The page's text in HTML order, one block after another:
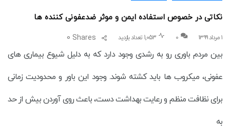
نکاتی در خصوص استفاده ایمن و موثر ضدعفونی کننده ها
۱ مرداد ۱۳۹۹ 0 1,053 تعداد بازدید Shares
0
بین مردم باوری رو به رشدی وجود دارد که به دلیل شیوع بیماری های
عفونی، میکروب ها باید کشته شوند. وجود این باور و محدودیت زمانی
برای نظافت منظم و رعایت بهداشت دست، باعث روی آوردن بیش از حد
به